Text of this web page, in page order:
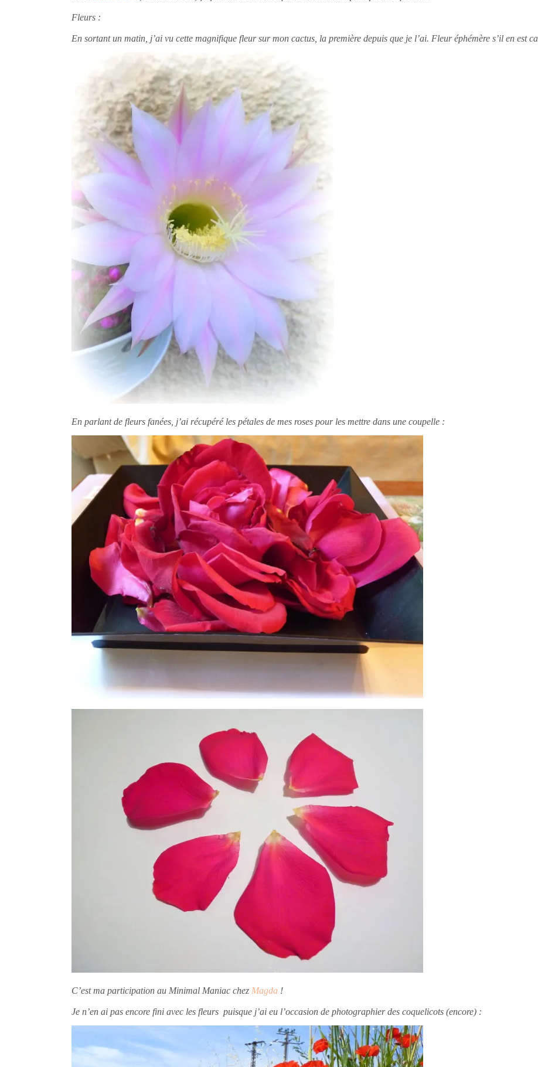
Fleurs :
En sortant un matin, j’ai vu cette magnifique fleur sur mon cactus, la première depuis que je l’ai. Fleur éphémère s’il en est
En parlant de fleurs fanées, j’ai récupéré les pétales de mes roses pour les mettre dans une coupelle :
C’est ma participation au Minimal Maniac chez Magda !
Je n’en ai pas encore fini avec les fleurs puisque j’ai eu l’occasion de photographier des coquelicots (encore) :